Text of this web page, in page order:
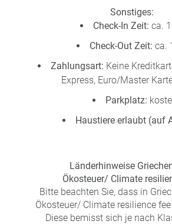
Sonstiges:
Check-In Zeit: ca.
Check-Out Zeit: ca.
Zahlungsart: Keine
Express, Euro/Master
Parkplatz:
Haustiere erlaubt (auf
Länderhinweise
Ökosteuer/ Climate
Bitte beachten Sie, dass in
Ökosteuer/ Climate resilience
Diese bemisst sich je nach